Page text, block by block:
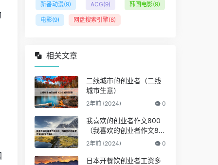
新番动漫(9) ACG(9) 韩国电影(9)
电影(9) 网盘搜索引擎(8)
相关文章
二线城市的创业者（二线
城市生意）
2年前 (2024) 0
我喜欢的创业者作文800
（我喜欢的创业者作文80
0字左右）
2年前 (2024) 0
日本开餐饮创业者工资多